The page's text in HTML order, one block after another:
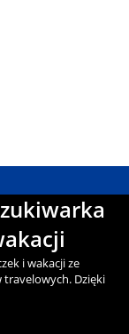
i wakacji ze
Dzięki